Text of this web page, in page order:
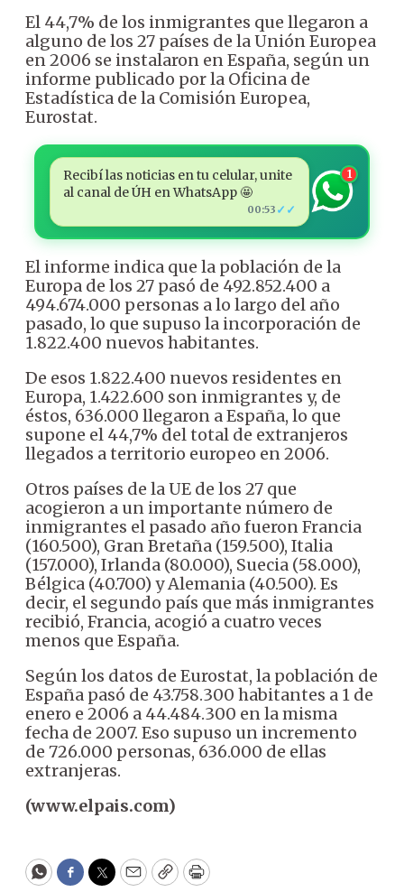
El 44,7% de los inmigrantes que llegaron a
alguno de los 27 países de la Unión Europea
en 2006 se instalaron en España, según un
informe publicado por la Oficina de
Estadística de la Comisión Europea,
Eurostat.
Recibí las noticias en tu celular, unite
al canal de ÚH en WhatsApp 🤩
00:53 ✓✓
1
El informe indica que la población de la
Europa de los 27 pasó de 492.852.400 a
494.674.000 personas a lo largo del año
pasado, lo que supuso la incorporación de
1.822.400 nuevos habitantes.
De esos 1.822.400 nuevos residentes en
Europa, 1.422.600 son inmigrantes y, de
éstos, 636.000 llegaron a España, lo que
supone el 44,7% del total de extranjeros
llegados a territorio europeo en 2006.
Otros países de la UE de los 27 que
acogieron a un importante número de
inmigrantes el pasado año fueron Francia
(160.500), Gran Bretaña (159.500), Italia
(157.000), Irlanda (80.000), Suecia (58.000),
Bélgica (40.700) y Alemania (40.500). Es
decir, el segundo país que más inmigrantes
recibió, Francia, acogió a cuatro veces
menos que España.
Según los datos de Eurostat, la población de
España pasó de 43.758.300 habitantes a 1 de
enero e 2006 a 44.484.300 en la misma
fecha de 2007. Eso supuso un incremento
de 726.000 personas, 636.000 de ellas
extranjeras.
(www.elpais.com)
WhatsApp
Facebook
Twitter
EmailCopyPrint